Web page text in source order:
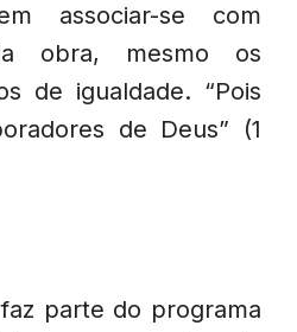
associar-se com
obra, mesmo os
de igualdade. “Pois
de Deus” (1
parte do programa